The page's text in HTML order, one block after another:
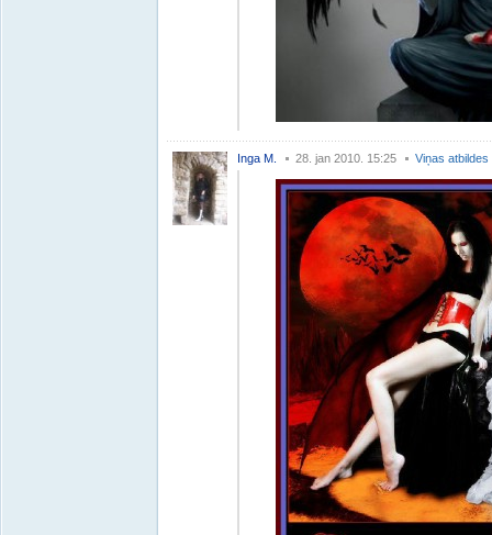
Inga M. 28. jan 2010. 15:25 Viņas atbildes